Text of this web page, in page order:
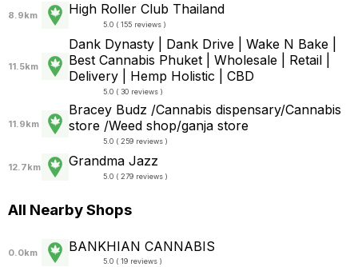
8.9km High Roller Club Thailand
5.0 ( 155 reviews )
11.5km
Dank Dynasty | Dank Drive | Wake N Bake |
Best Cannabis Phuket | Wholesale | Retail |
Delivery | Hemp Holistic | CBD
5.0 ( 30 reviews )
11.9km
Bracey Budz /Cannabis dispensary/Cannabis
store /Weed shop/ganja store
5.0 ( 259 reviews )
12.7km Grandma Jazz
5.0 ( 279 reviews )
All Nearby Shops
0.0km BANKHIAN CANNABIS
5.0 ( 19 reviews )